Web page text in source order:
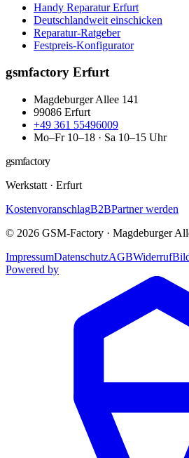
Handy Reparatur Erfurt
Deutschlandweit einschicken
Reparatur-Ratgeber
Festpreis-Konfigurator
gsmfactory Erfurt
Magdeburger Allee 141
99086 Erfurt
+49 361 55496009
Mo–Fr 10–18 · Sa 10–15 Uhr
gsmfactory
Werkstatt · Erfurt
KostenvoranschlagB2BPartner werden
© 2026 GSM-Factory · Magdeburger
ImpressumDatenschutzAGBWiderruf
Powered by